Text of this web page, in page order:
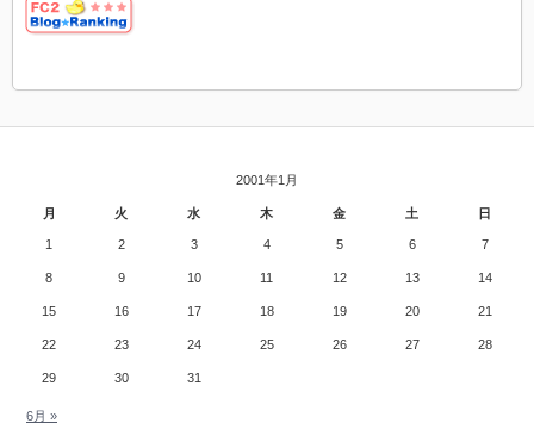
2001年1月
月 火 水 木 金 土 日
1 2 3 4 5 6 7
8 9 10 11 12 13 14
15 16 17 18 19 20 21
22 23 24 25 26 27 28
29 30 31
6月 »